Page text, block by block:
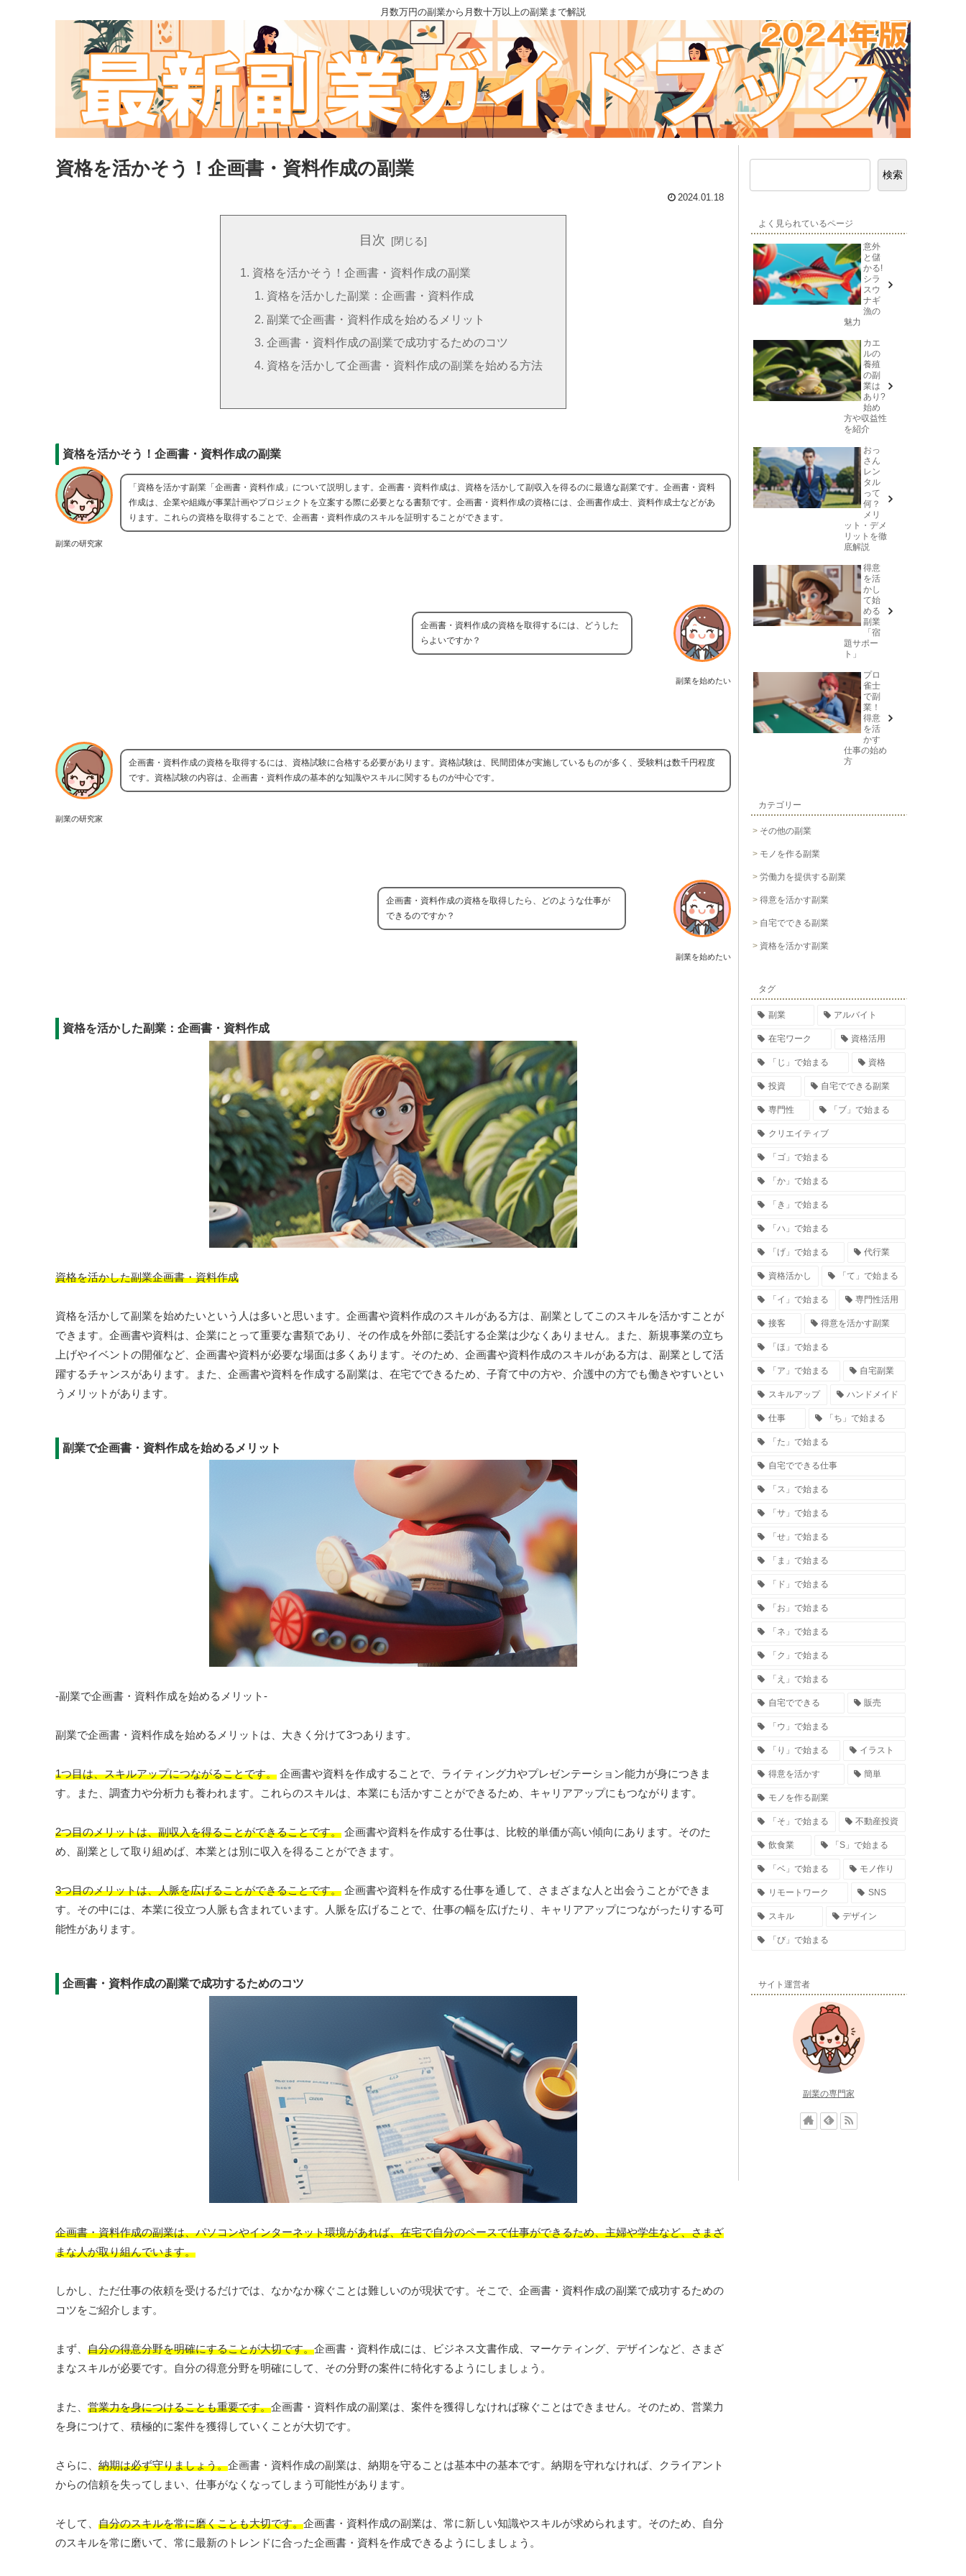
月数万円の副業から月数十万以上の副業まで解説
資格を活かそう！企画書・資料作成の副業
2024.01.18
目次
資格を活かそう！企画書・資料作成の副業
資格を活かした副業：企画書・資料作成
副業で企画書・資料作成を始めるメリット
企画書・資料作成の副業で成功するためのコツ
資格を活かして企画書・資料作成の副業を始める方法
資格を活かそう！企画書・資料作成の副業
副業の研究家
「資格を活かす副業「企画書・資料作成」について説明します。企画書・資料作成は、資格を活かして副収入を得るのに最適な副業です。企画書・資料
作成は、企業や組織が事業計画やプロジェクトを立案する際に必要となる書類です。企画書・資料作成の資格には、企画書作成士、資料作成士などがあ
ります。これらの資格を取得することで、企画書・資料作成のスキルを証明することができます。
副業を始めたい
企画書・資料作成の資格を取得するには、どうした
らよいですか？
副業の研究家
企画書・資料作成の資格を取得するには、資格試験に合格する必要があります。資格試験は、民間団体が実施しているものが多く、受験料は数千円程度
です。資格試験の内容は、企画書・資料作成の基本的な知識やスキルに関するものが中心です。
副業を始めたい
企画書・資料作成の資格を取得したら、どのような仕事が
できるのですか？
資格を活かした副業：企画書・資料作成
資格を活かした副業企画書・資料作成
資格を活かして副業を始めたいという人は多いと思います。企画書や資料作成のスキルがある方は、副業としてこのスキルを活かすことが
できます。企画書や資料は、企業にとって重要な書類であり、その作成を外部に委託する企業は少なくありません。また、新規事業の立ち
上げやイベントの開催など、企画書や資料が必要な場面は多くあります。そのため、企画書や資料作成のスキルがある方は、副業として活
躍するチャンスがあります。また、企画書や資料を作成する副業は、在宅でできるため、子育て中の方や、介護中の方でも働きやすいとい
うメリットがあります。
副業で企画書・資料作成を始めるメリット
-副業で企画書・資料作成を始めるメリット-
副業で企画書・資料作成を始めるメリットは、大きく分けて3つあります。
1つ目は、スキルアップにつながることです。 企画書や資料を作成することで、ライティング力やプレゼンテーション能力が身につきま
す。また、調査力や分析力も養われます。これらのスキルは、本業にも活かすことができるため、キャリアアップにもつながります。
2つ目のメリットは、副収入を得ることができることです。 企画書や資料を作成する仕事は、比較的単価が高い傾向にあります。そのた
め、副業として取り組めば、本業とは別に収入を得ることができます。
3つ目のメリットは、人脈を広げることができることです。 企画書や資料を作成する仕事を通して、さまざまな人と出会うことができま
す。その中には、本業に役立つ人脈も含まれています。人脈を広げることで、仕事の幅を広げたり、キャリアアップにつながったりする可
能性があります。
企画書・資料作成の副業で成功するためのコツ
企画書・資料作成の副業は、パソコンやインターネット環境があれば、在宅で自分のペースで仕事ができるため、主婦や学生など、さまざ
まな人が取り組んでいます。
しかし、ただ仕事の依頼を受けるだけでは、なかなか稼ぐことは難しいのが現状です。そこで、企画書・資料作成の副業で成功するための
コツをご紹介します。
まず、 自分の得意分野を明確にすることが大切です。企画書・資料作成には、ビジネス文書作成、マーケティング、デザインなど、さまざ
まなスキルが必要です。自分の得意分野を明確にして、その分野の案件に特化するようにしましょう。
また、 営業力を身につけることも重要です。企画書・資料作成の副業は、案件を獲得しなければ稼ぐことはできません。そのため、営業力
を身につけて、積極的に案件を獲得していくことが大切です。
さらに、 納期は必ず守りましょう。企画書・資料作成の副業は、納期を守ることは基本中の基本です。納期を守れなければ、クライアント
からの信頼を失ってしまい、仕事がなくなってしまう可能性があります。
そして、 自分のスキルを常に磨くことも大切です。企画書・資料作成の副業は、常に新しい知識やスキルが求められます。そのため、自分
のスキルを常に磨いて、常に最新のトレンドに合った企画書・資料を作成できるようにしましょう。
検索
よく見られているページ
意外
と儲
かる!
シラ
スウ
ナギ
漁の
魅力
カエ
ルの
養殖
の副
業は
あり?
始め
方や収益性
を紹介
おっ
さん
レン
タル
って
何？
メリ
ット・デメ
リットを徹
底解説
得意
を活
かし
て始
める
副業
「宿
題サポー
ト」
プロ
雀士
で副
業！
得意
を活
かす
仕事の始め
方
カテゴリー
その他の副業
モノを作る副業
労働力を提供する副業
得意を活かす副業
自宅でできる副業
資格を活かす副業
タグ
副業 アルバイト
在宅ワーク 資格活用
「じ」で始まる 資格
投資 自宅でできる副業
専門性 「ブ」で始まる
クリエイティブ
「ゴ」で始まる
「か」で始まる
「き」で始まる
「ハ」で始まる
「げ」で始まる 代行業
資格活かし 「て」で始まる
「イ」で始まる 専門性活用
接客 得意を活かす副業
「ほ」で始まる
「ア」で始まる 自宅副業
スキルアップ ハンドメイド
仕事 「ち」で始まる
「た」で始まる
自宅でできる仕事
「ス」で始まる
「サ」で始まる
「せ」で始まる
「ま」で始まる
「ド」で始まる
「お」で始まる
「ネ」で始まる
「ク」で始まる
「え」で始まる
自宅でできる 販売
「ウ」で始まる
「り」で始まる イラスト
得意を活かす 簡単
モノを作る副業
「そ」で始まる 不動産投資
飲食業 「S」で始まる
「ベ」で始まる モノ作り
リモートワーク SNS
スキル デザイン
「び」で始まる
サイト運営者
副業の専門家